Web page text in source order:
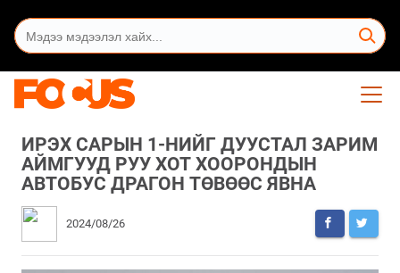
ИРЭХ САРЫН 1-НИЙГ ДУУСТАЛ ЗАРИМ
АЙМГУУД РУУ ХОТ ХООРОНДЫН
АВТОБУС ДРАГОН ТӨВӨӨС ЯВНА
2024/08/26